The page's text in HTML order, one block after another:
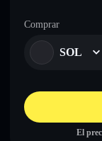
Comprar
SOL
El